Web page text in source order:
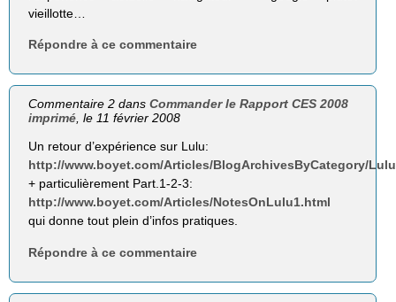
vieillotte…
Répondre à ce commentaire
Commentaire 2 dansCommander le Rapport CES 2008
imprimé, le 11 février 2008
Un retour d’expérience sur Lulu:
http://www.boyet.com/Articles/BlogArchivesByCategory/
+ particulièrement Part.1-2-3:
http://www.boyet.com/Articles/NotesOnLulu1.html
qui donne tout plein d’infos pratiques.
Répondre à ce commentaire